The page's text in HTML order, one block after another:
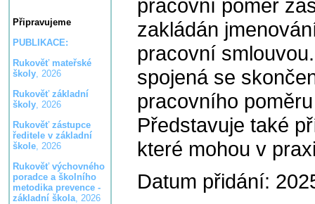
Připravujeme
PUBLIKACE:
Rukověť mateřské
školy, 2026
Rukověť základní
školy, 2026
Rukověť zástupce
ředitele v základní
škole, 2026
Rukověť výchovného
poradce a školního
metodika prevence -
základní škola, 2026
pracovní poměr
zakládán
pracovní
spojená se
pracovního
Představuje také
které mohou v
Datum přidání: